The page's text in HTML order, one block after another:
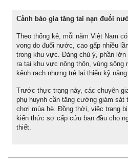
Cảnh báo gia tăng tai nạn đuối
Theo thống kê, mỗi năm Việt Nam
vong do đuối nước, cao gấp nhiều
trong khu vực. Đáng chú ý, phần
ra tại khu vực nông thôn, vùng sông
kênh rạch nhưng trẻ lại thiếu kỹ
Trước thực trạng này, các chuyên
phụ huynh cần tăng cường giám sát
chơi mùa hè. Đồng thời, việc trang
kiến thức sơ cấp cứu ban đầu cho
thiết.